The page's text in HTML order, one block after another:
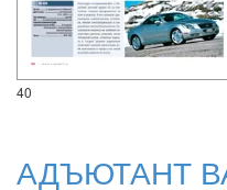
40
АДЪЮТАНТ